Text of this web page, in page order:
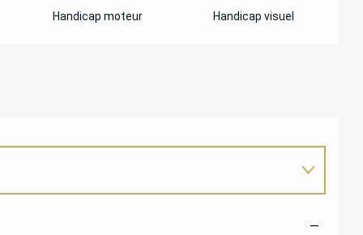
Handicap moteur Handicap visuel
—